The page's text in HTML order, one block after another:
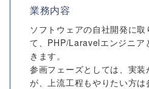
業務内容
ソフトウェアの自社開発に
て、PHP/Laravelエンジニア
きます。
参画フェーズとしては、実
が、上流工程もやりたい方は